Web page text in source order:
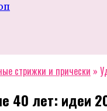
стрижки и прически »
40 лет: идеи